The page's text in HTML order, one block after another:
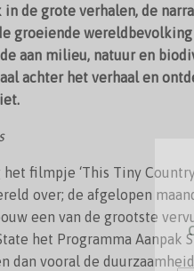
de grote verhalen, de
groeiende
aan milieu, natuur en
achter het verhaal en
filmpje ‘This Tiny
over; de afgelopen
een van de grootste
het Programma
dan vooral de